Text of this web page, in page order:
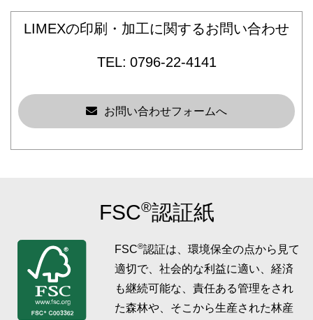
LIMEXの印刷・加工に関するお問い合わせ
0796-22-4141
お問い合わせフォームへ
FSC®認証紙
FSC®認証は、環境保全の点から見て
適切で、社会的な利益に適い、経済
も継続可能な、責任ある管理をされ
た森林や、そこから生産された林産